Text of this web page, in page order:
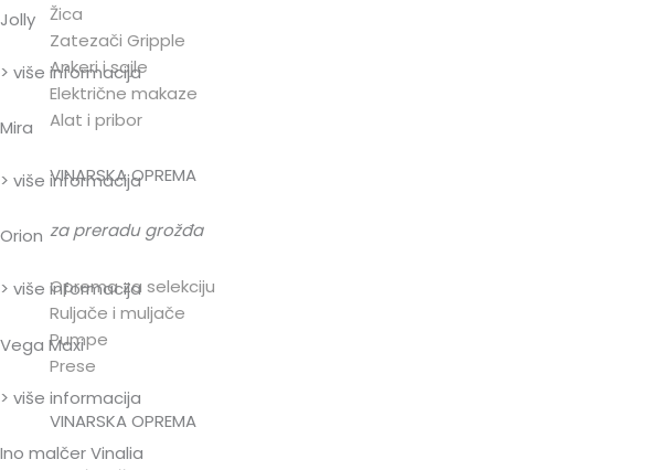
Žica
Zatezači Gripple
Ankeri i sajle
Električne makaze
Alat i pribor
VINARSKA OPREMA
za preradu grožđa
Oprema za selekciju
Ruljače i muljače
Pumpe
Prese
VINARSKA OPREMA
Jolly
> više informacija
Mira
> više informacija
Orion
> više informacija
Vega Maxi
> više informacija
Ino malčer Vinalia